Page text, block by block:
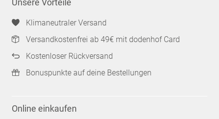
Unsere Vorteile
Klimaneutraler Versand
Versandkostenfrei ab 49€ mit dodenhof Card
Kostenloser Rückversand
Bonuspunkte auf deine Bestellungen
Online einkaufen